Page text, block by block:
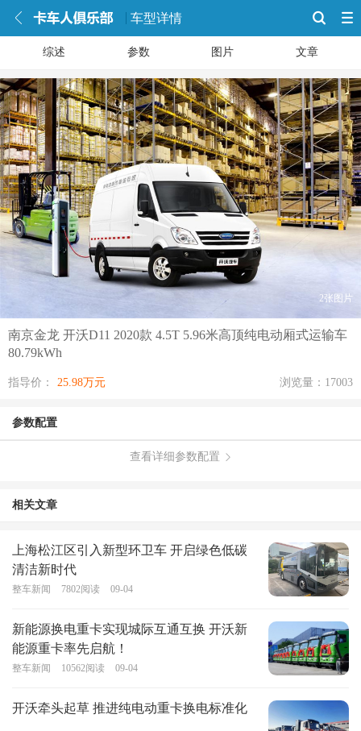
车型详情
综述 参数 图片 文章
2张图片
南京金龙 开沃D11 2020款 4.5T 5.96米高顶纯电动厢式运输车
80.79kWh
指导价： 25.98万元 浏览量：17003
参数配置
查看详细参数配置
相关文章
上海松江区引入新型环卫车 开启绿色低碳
清洁新时代
整车新闻 7802阅读 09-04
新能源换电重卡实现城际互通互换 开沃新
能源重卡率先启航！
整车新闻 10562阅读 09-04
开沃牵头起草 推进纯电动重卡换电标准化